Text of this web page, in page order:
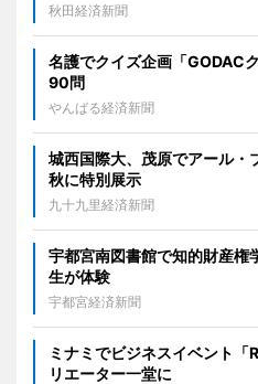
秋田経済新聞
名護でクイズ企画「GODAC
90問
やんばる経済新聞
城西国際大、茂原でアール
秋に特別展示
九十九里経済新聞
宇都宮南図書館で知的財産
生が体験
宇都宮経済新聞
ミナミでビジネスイベント
リエーター一堂に